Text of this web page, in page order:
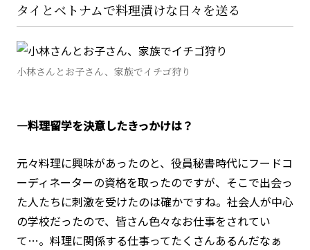
タイとベトナムで料理漬けな日々を送る
小林さんとお子さん、家族でイチゴ狩り
―料理留学を決意したきっかけは？
元々料理に興味があったのと、役員秘書時代にフードコ
ーディネーターの資格を取ったのですが、そこで出会っ
た人たちに刺激を受けたのは確かですね。社会人が中心
の学校だったので、皆さん色々なお仕事をされてい
て…。料理に関係する仕事ってたくさんあるんだなぁ